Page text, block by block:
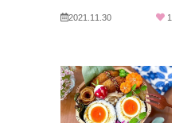
2021.11.30 1